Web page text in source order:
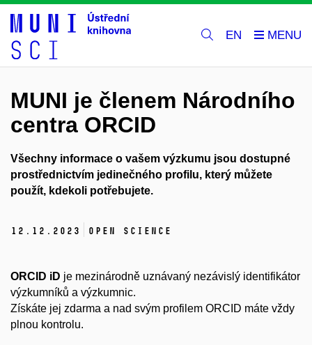
EN
MUNI je členem Národního
centra ORCID
Všechny informace o vašem výzkumu jsou dostupné
prostřednictvím jedinečného profilu, který můžete
použít, kdekoli potřebujete.
12. 12. 2023 Open Science
ORCID iD je mezinárodně uznávaný nezávislý identifikátor
výzkumníků a výzkumnic.
Získáte jej zdarma a nad svým profilem ORCID máte vždy
plnou kontrolu.